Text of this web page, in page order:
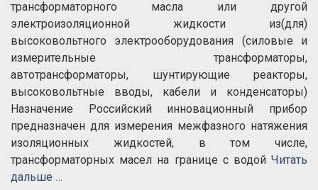
трансформаторного масла или другой
электроизоляционной жидкости из(для)
высоковольтного электрооборудования (силовые и
измерительные трансформаторы,
автотрансформаторы, шунтирующие реакторы,
высоковольтные вводы, кабели и конденсаторы)
Назначение Российский инновационный прибор
предназначен для измерения межфазного натяжения
изоляционных жидкостей, в том числе,
трансформаторных масел на границе с водой Читать
дальше …